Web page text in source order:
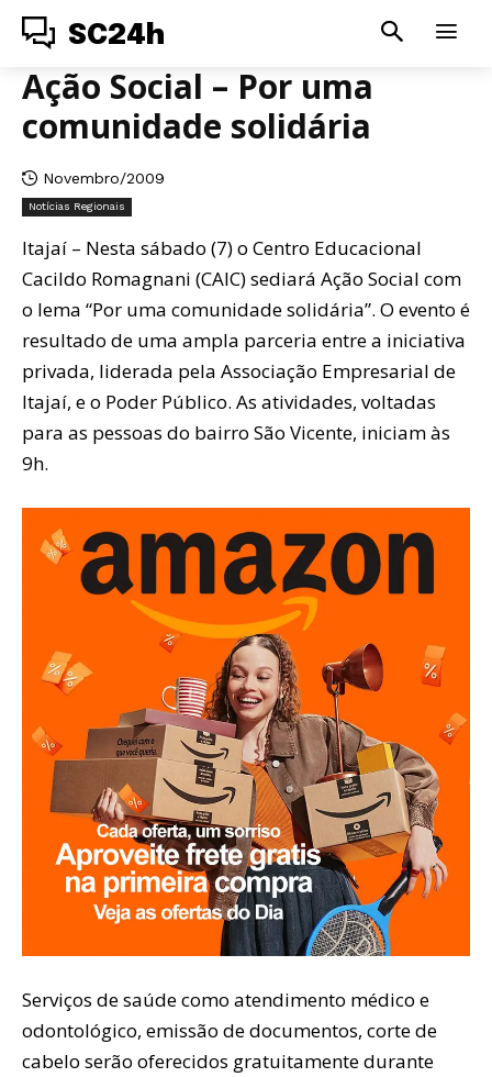
SC24h
Ação Social – Por uma
comunidade solidária
Novembro/2009
Notícias Regionais
Itajaí – Nesta sábado (7) o Centro Educacional
Cacildo Romagnani (CAIC) sediará Ação Social com
o lema “Por uma comunidade solidária”. O evento é
resultado de uma ampla parceria entre a iniciativa
privada, liderada pela Associação Empresarial de
Itajaí, e o Poder Público. As atividades, voltadas
para as pessoas do bairro São Vicente, iniciam às
9h.
Serviços de saúde como atendimento médico e
odontológico, emissão de documentos, corte de
cabelo serão oferecidos gratuitamente durante